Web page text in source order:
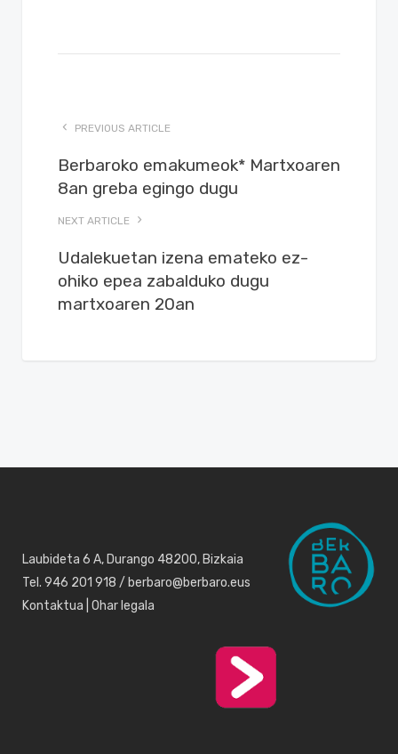
PREVIOUS ARTICLE
Berbaroko emakumeok* Martxoaren
8an greba egingo dugu
NEXT ARTICLE
Udalekuetan izena emateko ez-
ohiko epea zabalduko dugu
martxoaren 20an
Laubideta 6 A, Durango 48200, Bizkaia
Tel. 946 201 918 / berbaro@berbaro.eus
Kontaktua Ohar legala